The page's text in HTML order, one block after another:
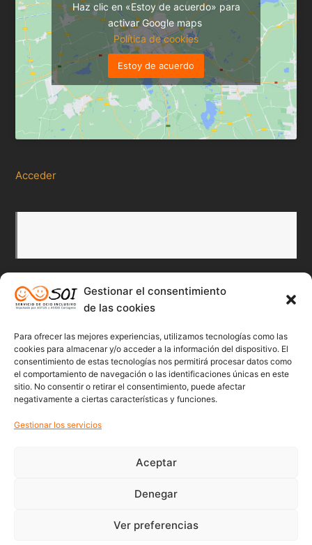
Gestionar el consentimiento
de las cookies
Para ofrecer las mejores experiencias, utilizamos tecnologías como las
cookies para almacenar y/o acceder a la información del dispositivo. El
consentimiento de estas tecnologías nos permitirá procesar datos como
el comportamiento de navegación o las identificaciones únicas en este
sitio. No consentir o retirar el consentimiento, puede afectar
negativamente a ciertas características y funciones.
Gestionar los servicios
Aceptar
Denegar
Ver preferencias
Haz clic en «Estoy de acuerdo» para
activar Google maps
Política de cookies
Estoy de acuerdo
Acceder
Redes Sociales
Twitter
Facebook
Youtube
© 2022 Soicartagena | Servicio de ocio inclusivo | diseño: